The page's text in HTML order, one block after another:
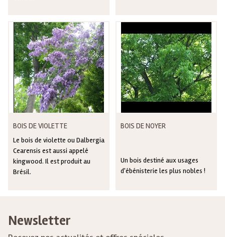
BOIS DE VIOLETTE
Le bois de violette ou Dalbergia
Cearensis est aussi appelé
kingwood. Il est produit au
Brésil.
BOIS DE NOYER
Un bois destiné aux usages
d'ébénisterie les plus nobles !
Newsletter